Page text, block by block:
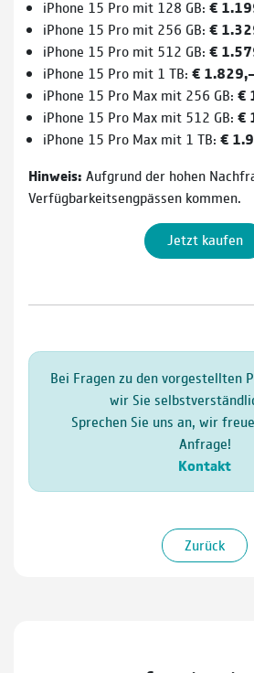
iPhone 15 Pro mit 128 GB: €
iPhone 15 Pro mit 256 GB: €
iPhone 15 Pro mit 512 GB: €
iPhone 15 Pro mit 1 TB: € 1.829,–
iPhone 15 Pro Max mit 256 GB: €
iPhone 15 Pro Max mit 512 GB: €
iPhone 15 Pro Max mit 1 TB: €
Hinweis: Aufgrund der hohen
Verfügbarkeitsengpässen kommen.
Jetzt kaufen
Bei Fragen zu den vorgestellten
wir Sie
Sprechen Sie uns an, wir
Anfrage!
Kontakt
Zurück